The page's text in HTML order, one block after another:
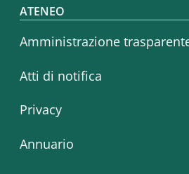
Footer menu
ATENEO
Amministrazione
Atti di notifica
Privacy
Annuario